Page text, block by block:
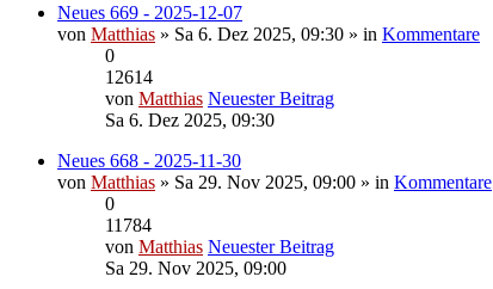
Neues 669 - 2025-12-07
von Matthias » Sa 6. Dez 2025, 09:30 » in Kommentare
0
12614
von Matthias Neuester Beitrag
Sa 6. Dez 2025, 09:30
Neues 668 - 2025-11-30
von Matthias » Sa 29. Nov 2025, 09:00 » in Kommentare
0
11784
von Matthias Neuester Beitrag
Sa 29. Nov 2025, 09:00